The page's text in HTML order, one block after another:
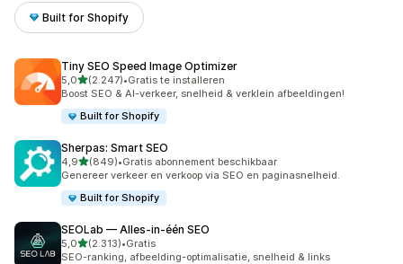
Built for Shopify
Tiny SEO Speed Image Optimizer
5,0van 5 sterren
(2.247)
2247 recensies in totaal
•Gratis te installeren
Boost SEO & AI-verkeer, snelheid & verklein afbeeldingen!
Built for Shopify
Sherpas: Smart SEO
4,9van 5 sterren
(849)
849 recensies in totaal
•Gratis abonnement beschikbaar
Genereer verkeer en verkoop via SEO en paginasnelheid.
Built for Shopify
SEOLab — Alles‑in‑één SEO
5,0van 5 sterren
(2.313)
2313 recensies in totaal
•Gratis
SEO-ranking, afbeelding-optimalisatie, snelheid & links